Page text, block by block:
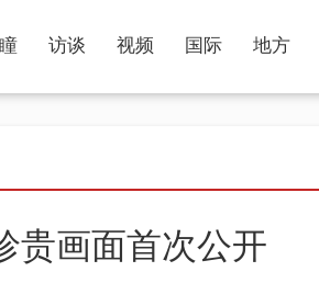
访谈 视频 国际 地方
贵画面首次公开